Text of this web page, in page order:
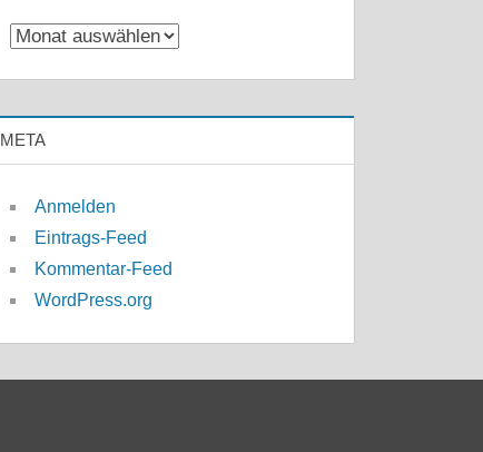
Archiv
META
Anmelden
Eintrags-Feed
Kommentar-Feed
WordPress.org